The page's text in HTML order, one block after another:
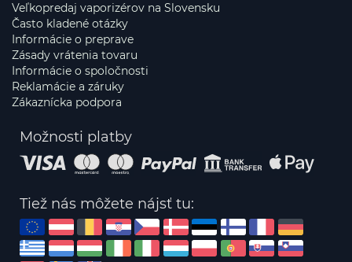
Veľkopredaj vaporizérov na Slovensku
Často kladené otázky
Informácie o preprave
Zásady vrátenia tovaru
Informácie o spoločnosti
Reklamácie a záruky
Zákaznícka podpora
Možnosti platby
Tiež nás môžete nájsť tu: